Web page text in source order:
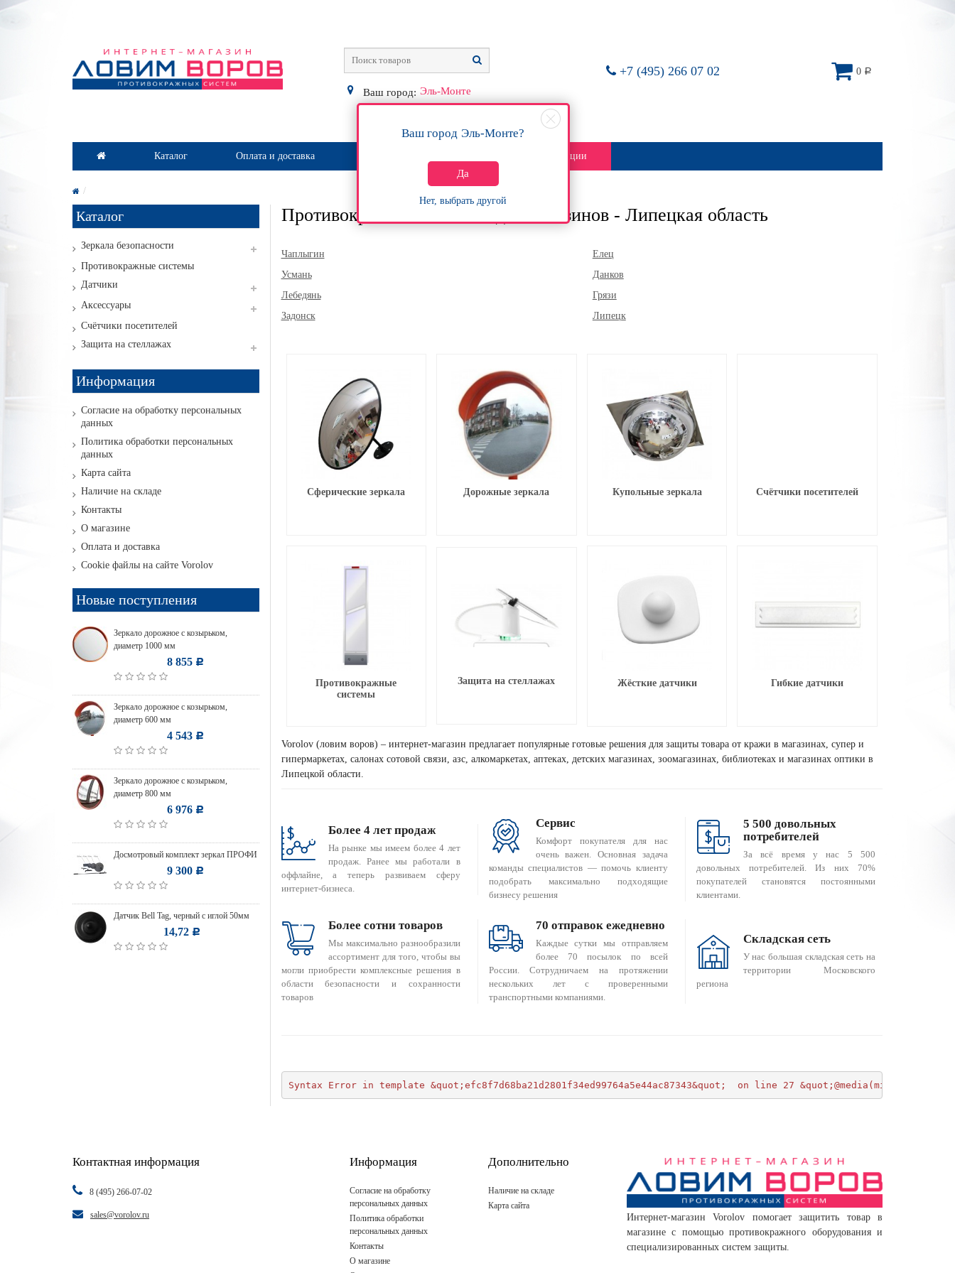
+7 (495) 266 07 02
Ваш город: Эль-Монте
Ваш город Эль-Монте?
Да
Нет, выбрать другой
0 Р
Каталог Оплата и доставка Акции
Каталог
Зеркала безопасности
Противокражные системы
Датчики
Аксессуары
Счётчики посетителей
Защита на стеллажах
Информация
Согласие на обработку персональных
данных
Политика обработки персональных
данных
Карта сайта
Наличие на складе
Контакты
О магазине
Оплата и доставка
Cookie файлы на сайте Vorolov
Новые поступления
Зеркало дорожное с козырьком,
диаметр 1000 мм
8 855 Р
Зеркало дорожное с козырьком,
диаметр 600 мм
4 543 Р
Зеркало дорожное с козырьком,
диаметр 800 мм
6 976 Р
Досмотровый комплект зеркал ПРОФИ
9 300 Р
Датчик Bell Tag, черный с иглой 50мм
14,72 Р
Противокражные системы для магазинов - Липецкая область
Чаплыгин
Усмань
Лебедянь
Задонск
Елец
Данков
Грязи
Липецк
Сферические зеркала Дорожные зеркала Купольные зеркала Счётчики посетителей
Противокражные
системы
Защита на стеллажах Жёсткие датчики Гибкие датчики
Vorolov (ловим воров) – интернет-магазин предлагает популярные готовые решения для защиты товара от кражи в магазинах, супер и
гипермаркетах, салонах сотовой связи, азс, алкомаркетах, аптеках, детских магазинах, зоомагазинах, библиотеках и магазинах оптики в
Липецкой области.
Более 4 лет продаж
На рынке мы имеем более 4 лет
продаж. Ранее мы работали в
оффлайне, а теперь развиваем сферу
интернет-бизнеса.
Сервис
Комфорт покупателя для нас
очень важен. Основная задача
команды специалистов — помочь клиенту
подобрать максимально подходящие
бизнесу решения
5 500 довольных
потребителей
За всё время у нас 5 500
довольных потребителей. Из них 70%
покупателей становятся постоянными
клиентами.
Более сотни товаров
Мы максимально разнообразили
ассортимент для того, чтобы вы
могли приобрести комплексные решения в
области безопасности и сохранности
товаров
70 отправок ежедневно
Каждые сутки мы отправляем
более 70 посылок по всей
России. Сотрудничаем на протяжении
нескольких лет с проверенными
транспортными компаниями.
Складская сеть
У нас большая складская сеть на
территории Московского
региона
Syntax Error in template &quot;efc8f7d68ba21d2801f34ed99764a5e44ac87343&quot;  on line 27 &quot;@media(min-
Контактная информация
8 (495) 266-07-02
sales@vorolov.ru
Информация
Согласие на обработку
персональных данных
Политика обработки
персональных данных
Контакты
О магазине
Дополнительно
Наличие на складе
Карта сайта
Интернет-магазин Vorolov помогает защитить товар в
магазине с помощью противокражного оборудования и
специализированных систем защиты.